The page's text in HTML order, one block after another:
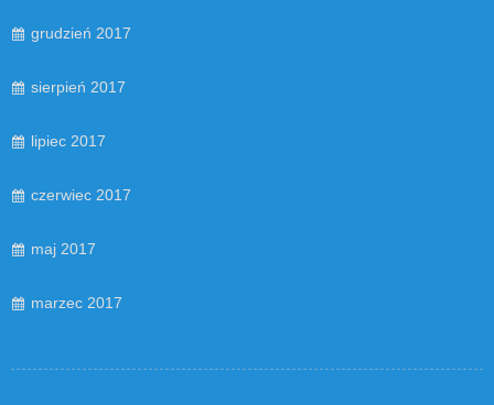
grudzień 2017
sierpień 2017
lipiec 2017
czerwiec 2017
maj 2017
marzec 2017